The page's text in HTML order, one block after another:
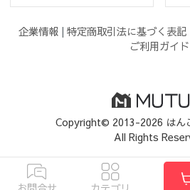
企業情報 | 特定商取引法に基づく表記
ご利用ガイド
Copyright© 2013-2026 はん
All Rights